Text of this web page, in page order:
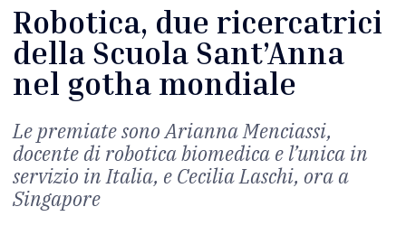
Robotica, due ricercatrici
della Scuola Sant’Anna
nel gotha mondiale
Le premiate sono Arianna Menciassi,
docente di robotica biomedica e l’unica in
servizio in Italia, e Cecilia Laschi, ora a
Singapore